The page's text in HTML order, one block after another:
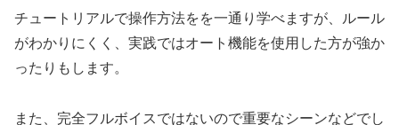
チュートリアルで操作方法をを一通り学べますが、ルール
がわかりにくく、実践ではオート機能を使用した方が強か
ったりもします。
また、完全フルボイスではないので重要なシーンなどでし